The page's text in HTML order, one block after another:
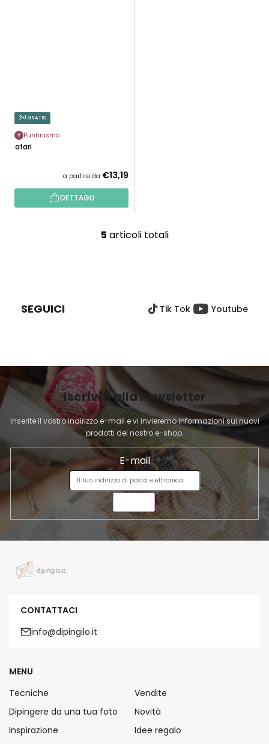
2+1 GRATIS
Puntinismo
Safari
a partire da €13,19
DETTAGLI
C
l
l
'
e
l
e
n
c
o
5 articoli totali
G
N
SEGUICI Tik Tok Youtube
Iscriviti alla newsletter
Inserite il vostro indirizzo e-mail e vi invieremo informazioni sui nuovi
prodotti del nostro e-shop.
E-mail
CONTATTACI
info@dipingilo.it
MENU
Tecniche
Dipingere da una tua foto
Inspirazione
Vendite
Novità
Idee regalo